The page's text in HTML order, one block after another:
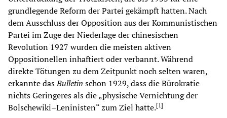
grundlegende Reform der Partei gekämpft hatten. Nach
dem Ausschluss der Opposition aus der Kommunistischen
Partei im Zuge der Niederlage der chinesischen
Revolution 1927 wurden die meisten aktiven
Oppositionellen inhaftiert oder verbannt. Während
direkte Tötungen zu dem Zeitpunkt noch selten waren,
erkannte dasBulletin schon 1929, dass die Bürokratie
nichts Geringeres als die „physische Vernichtung der
Bolschewiki–Leninisten“ zum Ziel hatte.[1]